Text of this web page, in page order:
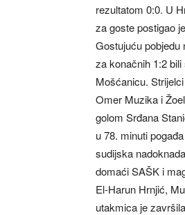
rezultatom 0:0. U
za goste postigao
Gostujuću pobjedu
za konačnih 1:2
Mošćanicu.
Omer Muzika i
golom Srđana
u 78. minuti
sudijska
domaći SAŠK i
El-Harun Hrnjić,
utakmica je